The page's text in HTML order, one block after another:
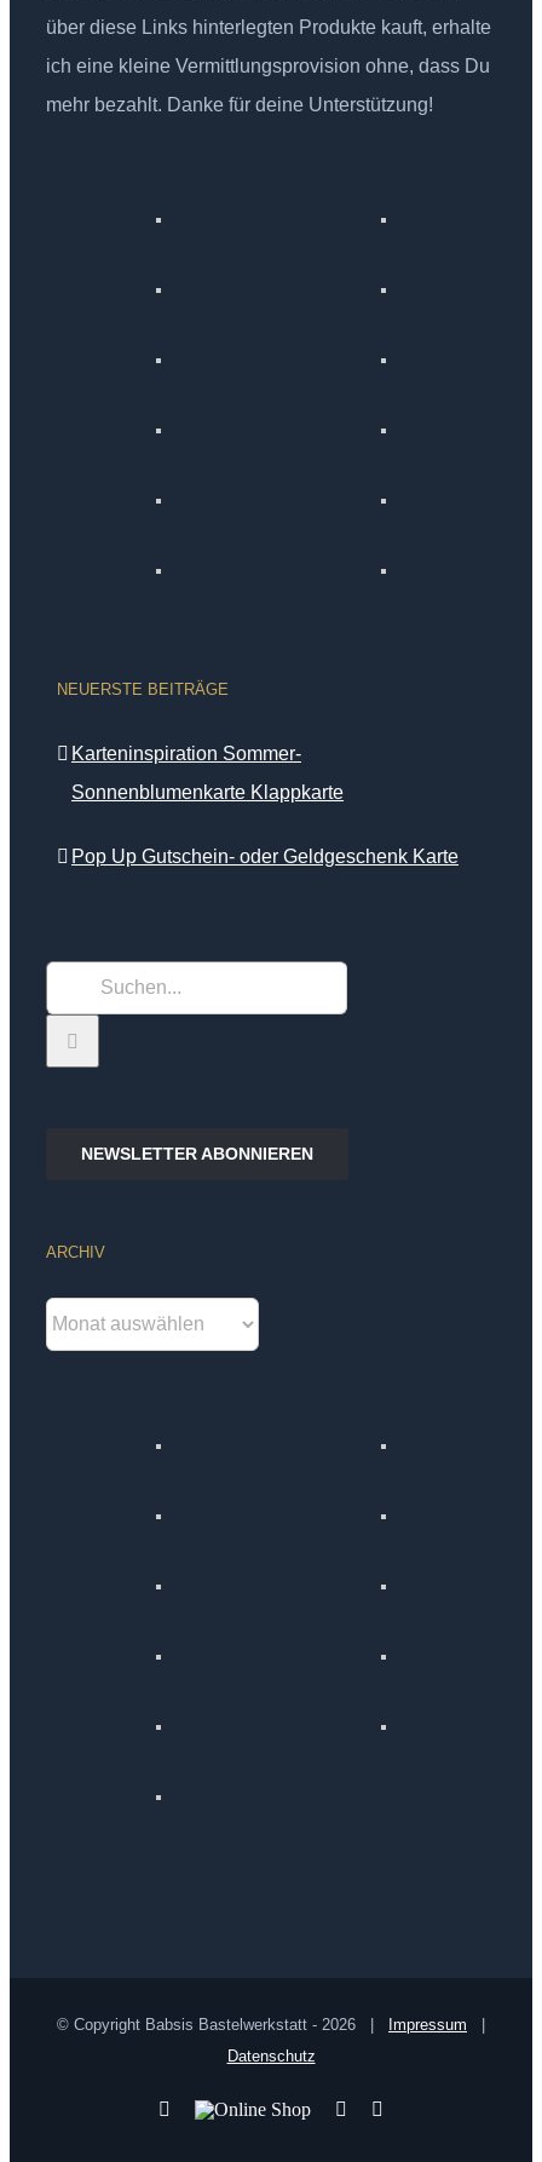
über diese Links hinterlegten Produkte kauft, erhalte
ich eine kleine Vermittlungsprovision ohne, dass Du
mehr bezahlt. Danke für deine Unterstützung!
NEUERSTE BEITRÄGE
Karteninspiration Sommer-
Sonnenblumenkarte Klappkarte
Pop Up Gutschein- oder Geldgeschenk Karte
nach:
NEWSLETTER ABONNIEREN
ARCHIV
Archiv
© Copyright Babsis Bastelwerkstatt - 2026 | Impressum
Datenschutz
YouTube
Online
Pinterest